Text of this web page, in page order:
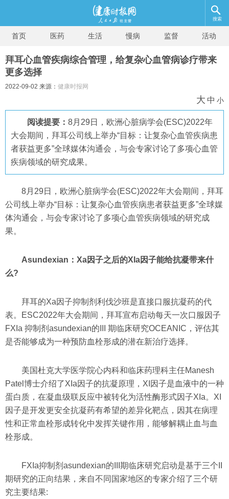
搜索
首页 医药 生活 慢病 监督 活动
拜耳心血管疾病综合管理，给复杂心血管病诊疗带来
更多选择
2022-09-02 来源： 健康时报网
大 中 小
阅读提要： 8月29日，欧洲心脏病学会(ESC)2022年
大会期间，拜耳公司线上举办“目标：让复杂心血管疾病患
者获益更多”全球媒体沟通会，与会专家讨论了多项心血管
疾病领域的研究成果。
8月29日，欧洲心脏病学会(ESC)2022年大会期间，拜耳
公司线上举办“目标：让复杂心血管疾病患者获益更多”全球媒
体沟通会，与会专家讨论了多项心血管疾病领域的研究成
果。
Asundexian：Xa因子之后的XIa因子能给抗凝带来什
么?
拜耳的Xa因子抑制剂利伐沙班是直接口服抗凝药的代
表。ESC2022年大会期间，拜耳宣布启动每天一次口服因子
FXIa 抑制剂asundexian的III 期临床研究OCEANIC，评估其
是否能够成为一种预防血栓形成的潜在新治疗选择。
美国杜克大学医学院心内科和临床药理科主任Manesh
Patel博士介绍了XIa因子的抗凝原理，XI因子是血液中的一种
蛋白质，在凝血级联反应中被转化为活性酶形式因子XIa。XI
因子是开发更安全抗凝药有希望的差异化靶点，因其在病理
性和正常血栓形成转化中发挥关键作用，能够解耦止血与血
栓形成。
FXIa抑制剂asundexian的III期临床研究启动是基于三个II
期研究的正向结果，来自不同国家地区的专家介绍了三个研
究主要结果: